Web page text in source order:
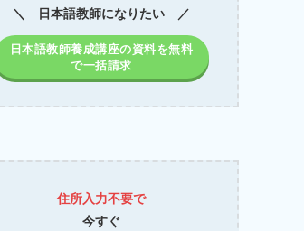
＼ 日本語教師になりたい ／
日本語教師養成講座の資料を無料
で一括請求
住所入力不要で
今すぐ